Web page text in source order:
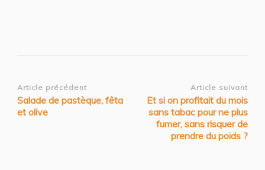
Navigation
d’article
Article précédent
Salade de pastèque, fêta
et olive
Article suivant
Et si on profitait du mois
sans tabac pour ne plus
fumer, sans risquer de
prendre du poids ?